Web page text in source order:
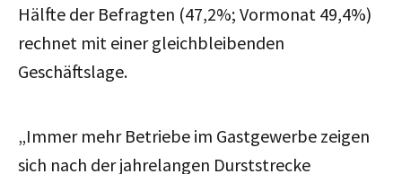
Hälfte der Befragten (47,2%; Vormonat 49,4%)
rechnet mit einer gleichbleibenden
Geschäftslage.
„Immer mehr Betriebe im Gastgewerbe zeigen
sich nach der jahrelangen Durststrecke